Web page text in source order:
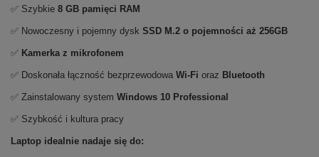
✅ Szybkie 8 GB pamięci RAM
✅ Nowoczesny i pojemny dysk SSD M.2 o pojemności aż 256GB
✅ Kamerka z mikrofonem
✅ Doskonała łączność bezprzewodowa Wi-Fi oraz Bluetooth
✅ Zainstalowany system Windows 10 Professional
✅ Szybkość i kultura pracy
Laptop idealnie nadaje się do: